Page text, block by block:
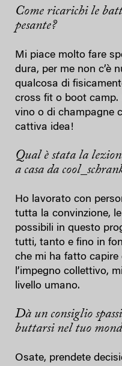
Come ricarichi le
pesante?
Mi piace molto fare
dura, per me non c’è
qualcosa di
cross fit o boot camp.
vino o di champagne
cattiva idea!
Qual è stata la
a casa da
Ho lavorato con
tutta la convinzione,
possibili in questo
tutti, tanto e fino in
che mi ha fatto
l’impegno collettivo,
livello umano.
Dà un consiglio
buttarsi nel tuo
Osate, prendete